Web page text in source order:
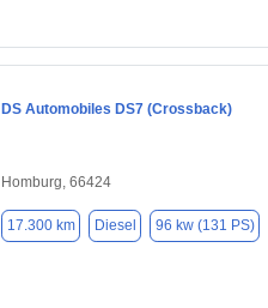
DS Automobiles DS7 (Crossback)
Homburg, 66424
17.300 km Diesel 96 kw (131 PS)